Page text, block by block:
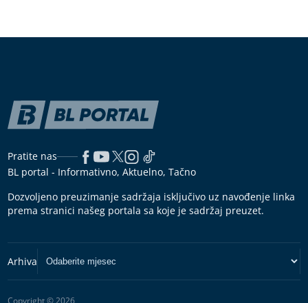
Pratite nas
BL portal - Informativno, Aktuelno, Tačno
Dozvoljeno preuzimanje sadržaja isključivo uz navođenje linka
prema stranici našeg portala sa koje je sadržaj preuzet.